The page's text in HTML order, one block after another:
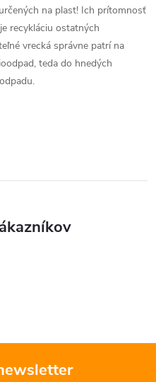
na plast! Ich prítomnosť
recykláciu ostatných
vrecká správne patrí na
teda do hnedých